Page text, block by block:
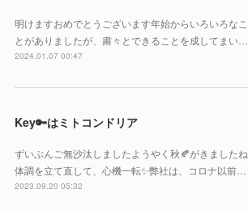
明けますおめでとうございます年始からいろいろなこ
とがありましたが、粛々とできることを成してまい…
2024.01.07 00:47
Key🔑はミトコンドリア
ずいぶんご無沙汰しましたようやく秋🍂がきましたね
体調を立て直して、心機一転✨弊社は、コロナ以前…
2023.09.20 05:32